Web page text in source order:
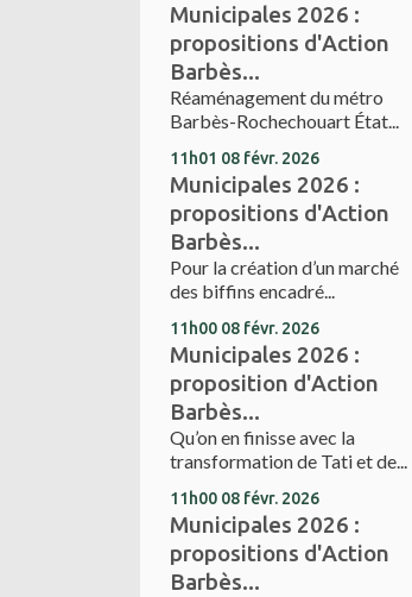
Municipales 2026 :
propositions d'Action
Barbès...
Réaménagement du métro
Barbès-Rochechouart État...
11h01 08 févr. 2026
Municipales 2026 :
propositions d'Action
Barbès...
Pour la création d’un marché
des biffins encadré...
11h00 08 févr. 2026
Municipales 2026 :
proposition d'Action
Barbès...
Qu’on en finisse avec la
transformation de Tati et de...
11h00 08 févr. 2026
Municipales 2026 :
propositions d'Action
Barbès...